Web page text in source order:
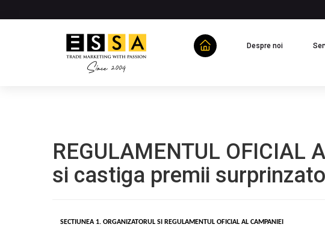
Despre noi(current)
REGULAMENTUL OFICIAL
si castiga premii
SECTIUNEA 1. ORGANIZATORUL SI REGULAMENTUL OFICIAL AL CAMPANIEI